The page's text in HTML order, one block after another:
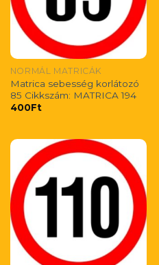
NORMÁL MATRICÁK
Matrica sebesség korlátozó
85 Cikkszám: MATRICA 194
400Ft